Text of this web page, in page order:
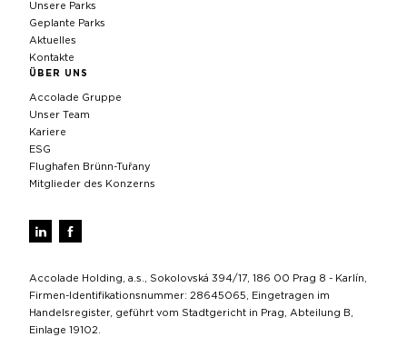
Unsere Parks
Geplante Parks
Aktuelles
Kontakte
ÜBER UNS
Accolade Gruppe
Unser Team
Kariere
ESG
Flughafen Brünn-Tuřany
Mitglieder des Konzerns
Accolade Holding, a.s., Sokolovská 394/17, 186 00 Prag 8 - Karlín,
Firmen-Identifikationsnummer: 28645065, Eingetragen im
Handelsregister, geführt vom Stadtgericht in Prag, Abteilung B,
Einlage 19102.